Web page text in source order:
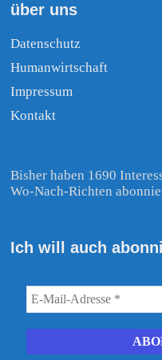
über uns
Datenschutz
Humanwirtschaft
Impressum
Kontakt
Bisher haben 1690
Wo-Nach-Richten
Ich will auch